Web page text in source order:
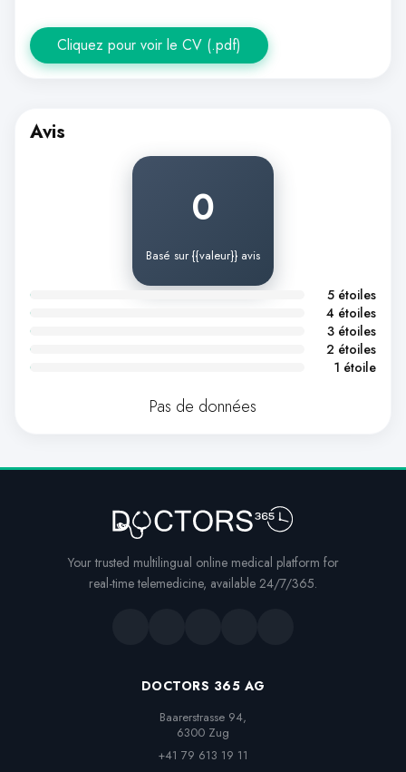
Cliquez pour voir le CV (.pdf)
Avis
0
Basé sur {{valeur}} avis
5 étoiles
4 étoiles
3 étoiles
2 étoiles
1 étoile
Pas de données
Your trusted multilingual online medical platform for
real-time telemedicine, available 24/7/365.
DOCTORS 365 AG
Baarerstrasse 94,
6300 Zug
+41 79 613 19 11